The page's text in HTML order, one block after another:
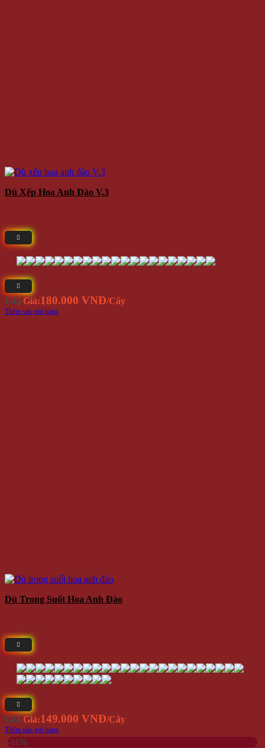
Dù Xếp Hoa Anh Đào V.3
Giá Giá:180.000 VNĐ/Cây
Thêm vào giỏ hàng
Dù Trong Suốt Hoa Anh Đào
Giá Giá:149.000 VNĐ/Cây
Thêm vào giỏ hàng
-11%